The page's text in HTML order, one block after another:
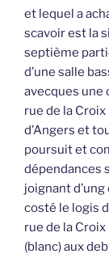
et lequel a
scavoir est la
septième
d’une salle
avecques une
rue de la
d’Angers et
poursuit et
dépendances
joignant
costé le logis
rue de la
(blanc) aux